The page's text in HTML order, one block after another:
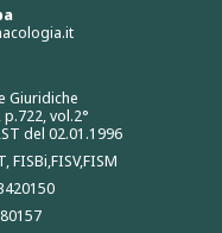
Giuridiche
vol.2°
del 02.01.1996
FISBi,FISV,FISM